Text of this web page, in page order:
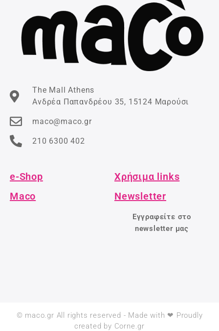
The Mall Athens
Ανδρέα Παπανδρέου 35, 15124 Μαρούσι
maco@maco.gr
210 6300 402
e-Shop
Χρήσιμα links
Maco
Newsletter
Εγγραφείτε στο
newsletter μας
© maco.gr All rights reserved - Made with ❤ Proudly
created by Corne.gr